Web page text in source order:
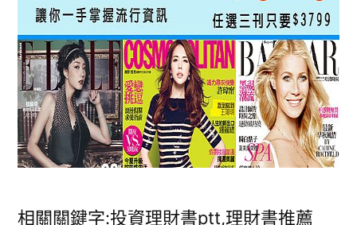
相關關鍵字:投資理財書ptt,理財書推薦